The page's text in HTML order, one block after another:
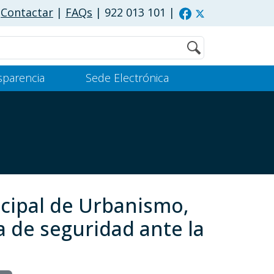
Contactar | FAQs | 922 013 101 |
Buscar
Sede Electrónica
de Urbanismo,
de seguridad ante la